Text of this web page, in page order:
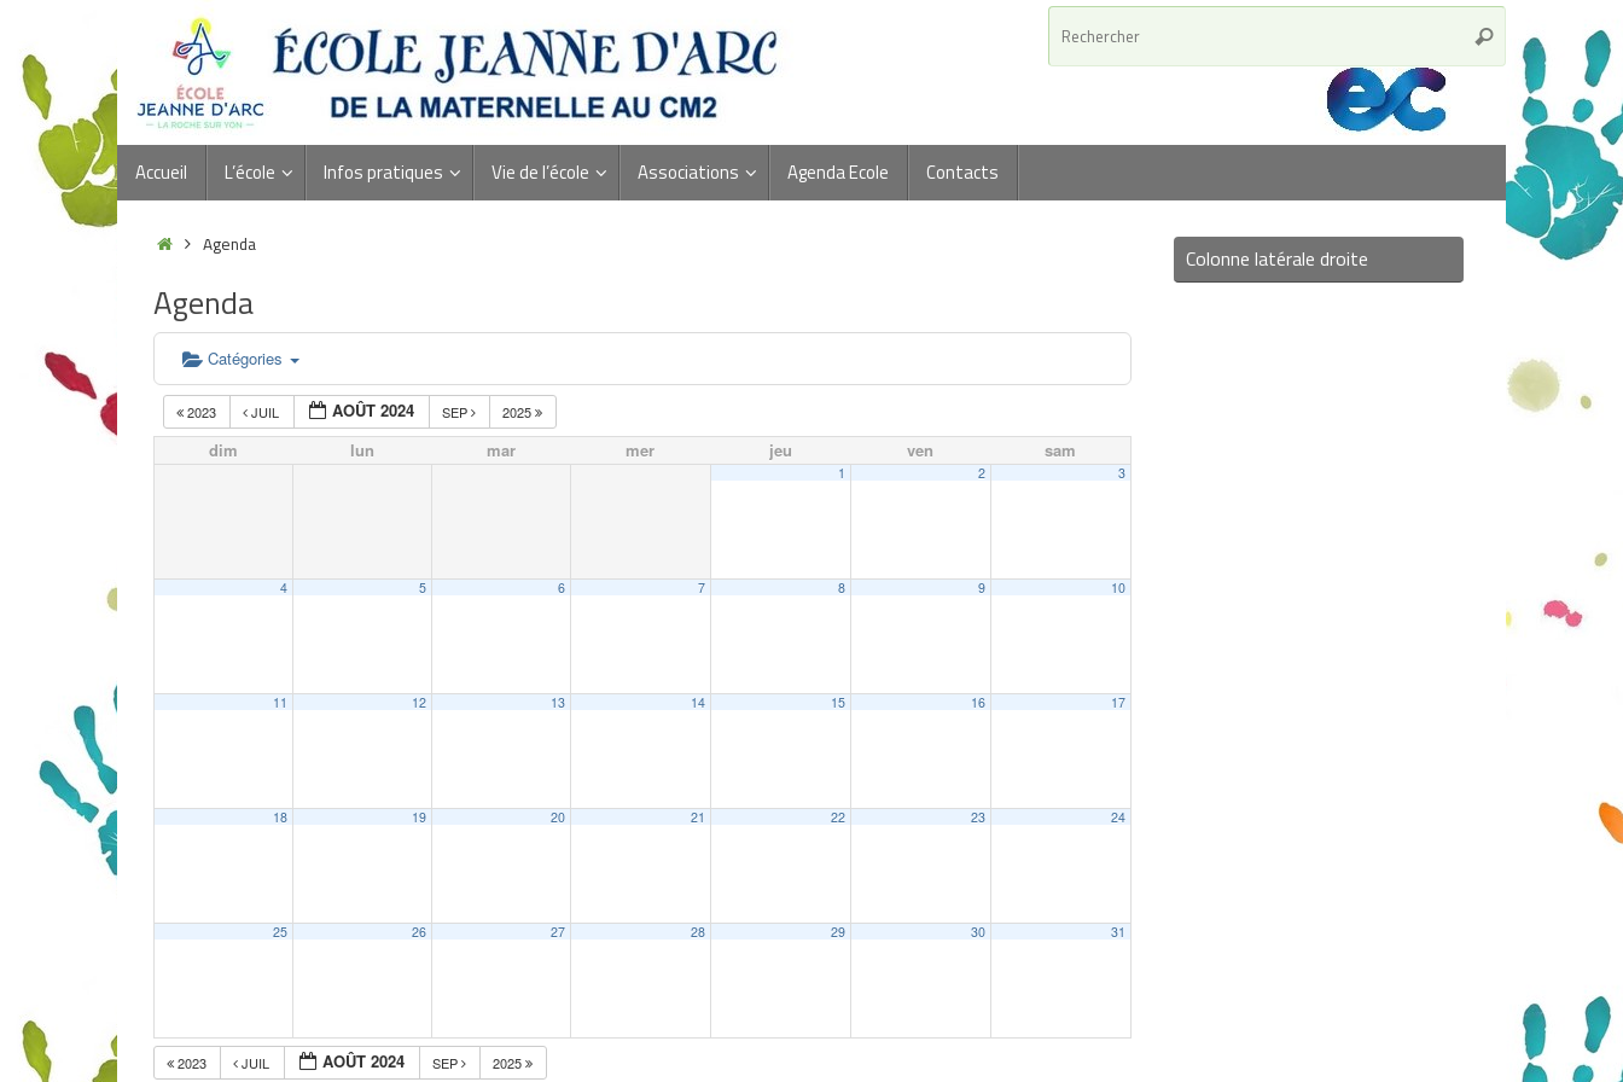
Accueil L’école Infos pratiques Vie de l’école Associations Agenda Ecole Contacts
Agenda
Agenda
Catégories
2023 JUIL AOÛT 2024 SEP 2025
dim lun mar mer jeu ven sam
1 2 3
4 5 6 7 8 9 10
11 12 13 14 15 16 17
18 19 20 21 22 23 24
25 26 27 28 29 30 31
2023 JUIL AOÛT 2024 SEP 2025
Colonne latérale droite